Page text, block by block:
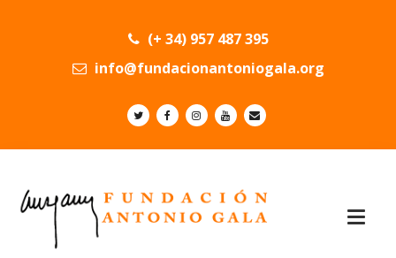
(+ 34) 957 487 395
info@fundacionantoniogala.org